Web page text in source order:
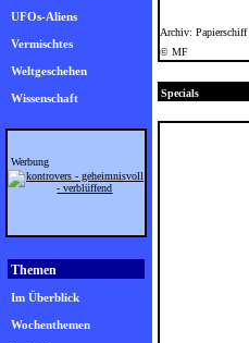
UFOs-Aliens
Vermischtes
Weltgeschehen
Wissenschaft
Werbung
Themen
Im Überblick
Wochenthemen
Archiv: Papierschiff
© MF
Specials